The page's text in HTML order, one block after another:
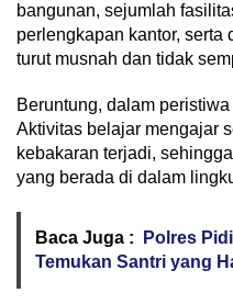
bangunan, sejumlah
perlengkapan kantor, serta
turut musnah dan tidak
Beruntung, dalam
Aktivitas belajar mengajar
kebakaran terjadi,
yang berada di dalam
Baca Juga :
Polres
Temukan Santri yang